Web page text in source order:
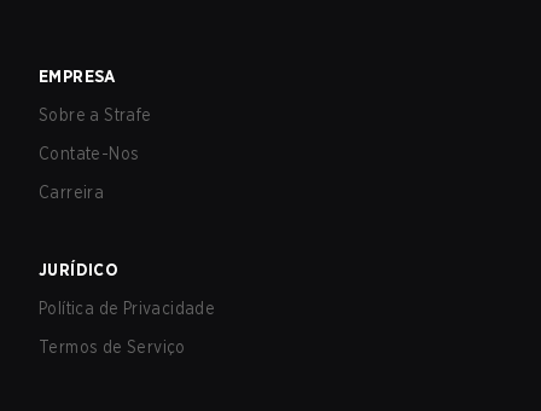
EMPRESA
Sobre a Strafe
Contate-Nos
Carreira
JURÍDICO
Política de Privacidade
Termos de Serviço